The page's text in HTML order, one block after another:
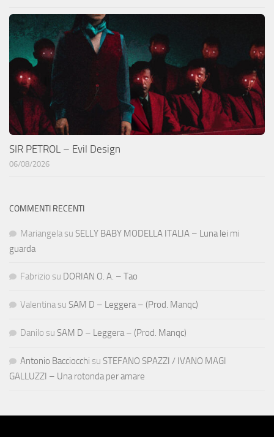
SIR PETROL – Evil Design
06/08/2026
COMMENTI RECENTI
Mariangela su SELLY BABY MODELLA ITALIA – Luna lei mi
guarda
Fabrizio su DORIAN O. A. – Tao
Valentina su SAM D – Leggera – (Prod. Manqc)
Danilo su SAM D – Leggera – (Prod. Manqc)
Antonio Bacciocchi su STEFANO SPAZZI / IVANO MAGI
GALLUZZI – Una rotonda per amare